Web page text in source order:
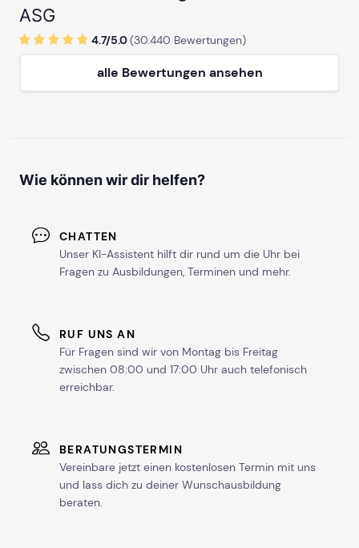
ASG
4.7/5.0(30.440 Bewertungen)
alle Bewertungen ansehen
Wie können wir dir helfen?
CHATTEN
Unser KI-Assistent hilft dir rund um die Uhr bei
Fragen zu Ausbildungen, Terminen und mehr.
RUF UNS AN
Für Fragen sind wir von Montag bis Freitag
zwischen 08:00 und 17:00 Uhr auch telefonisch
erreichbar.
BERATUNGSTERMIN
Vereinbare jetzt einen kostenlosen Termin mit uns
und lass dich zu deiner Wunschausbildung
beraten.